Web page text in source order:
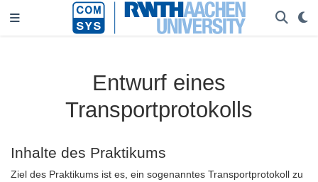
Entwurf eines
Transportprotokolls
Inhalte des Praktikums
Ziel des Praktikums ist es, ein sogenanntes Transportprotokoll zu